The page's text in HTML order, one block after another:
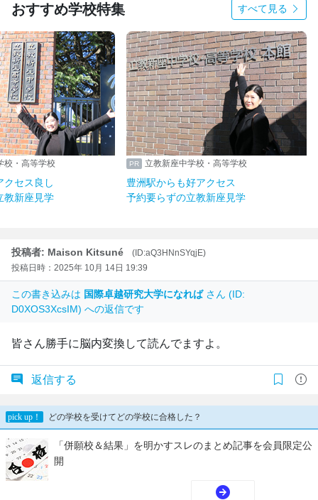
おすすめ学校特集 すべて見る
校・高等学校
クセス良し
教新座見学
立教新座中学校・高等学校
豊洲駅からも好アクセス
予約要らずの立教新座見学
投稿者: Maison Kitsuné
(ID:aQ3HNnSYqjE)
投稿日時：2025年 10月 14日 19:39
この書き込みは 国際卓越研究大学になれば さん (ID:
D0XOS3XcsIM) への返信です
皆さん勝手に脳内変換して読んでますよ。
返信する